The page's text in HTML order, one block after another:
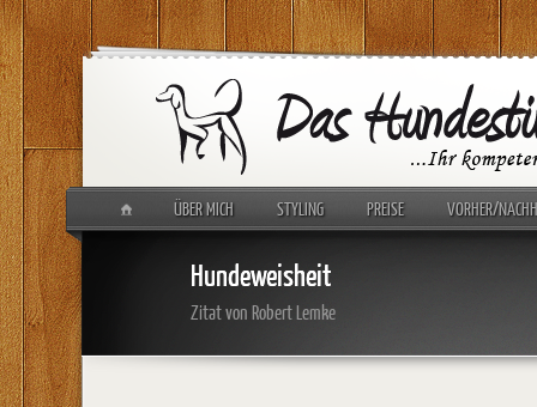
ÜBER MICH STYLING PREISE VORHER/
Hundeweisheit
Zitat von Robert Lemke